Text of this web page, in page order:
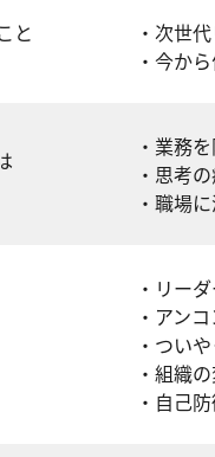
いうこと
・次世
・今か
アスとは
・業務
・思考
・職場
・リー
・アン
・つい
・組織
・自己